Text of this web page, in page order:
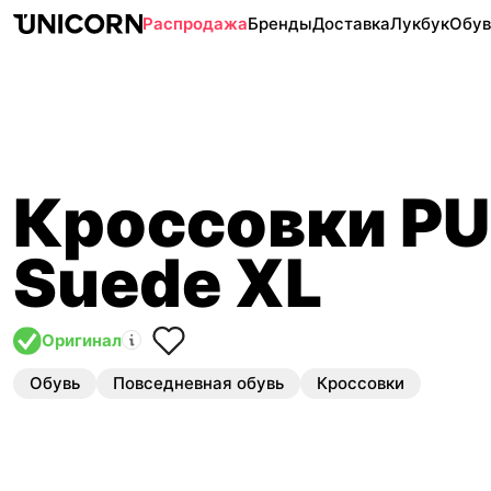
РаспродажаБрендыДоставкаЛукбук
Кроссовки
Suede XL
Оригинал
Обувь Повседневная обувь Кроссовки